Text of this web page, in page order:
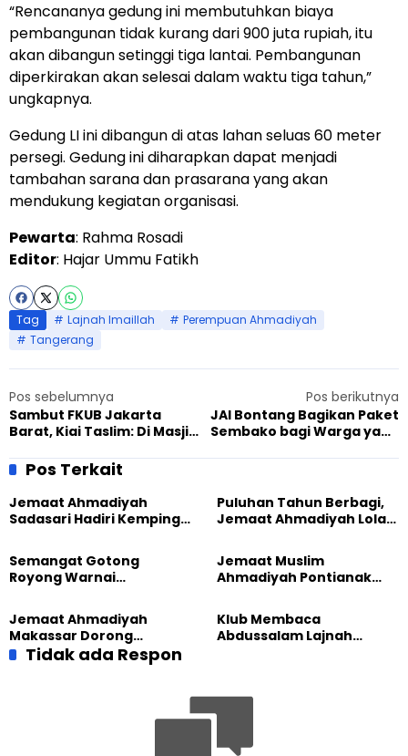
“Rencananya gedung ini membutuhkan biaya
pembangunan tidak kurang dari 900 juta rupiah, itu
akan dibangun setinggi tiga lantai. Pembangunan
diperkirakan akan selesai dalam waktu tiga tahun,”
ungkapnya.
Gedung LI ini dibangun di atas lahan seluas 60 meter
persegi. Gedung ini diharapkan dapat menjadi
tambahan sarana dan prasarana yang akan
mendukung kegiatan organisasi.
Pewarta: Rahma Rosadi
Editor: Hajar Ummu Fatikh
Tag Lajnah Imaillah
Perempuan Ahmadiyah
Tangerang
Pos sebelumnya
Sambut FKUB Jakarta
Barat, Kiai Taslim: Di Masjid
Piagam Watugong
Dirumuskan
Pos berikutnya
JAI Bontang Bagikan Paket
Sembako bagi Warga yang
Pos Terkait
Jemaat Ahmadiyah
Sadasari Hadiri Kemping
Majalengka
Puluhan Tahun Berbagi,
Jemaat Ahmadiyah Lolak
Sembako kepada Warga
Semangat Gotong
Royong Warnai
Masjid di Jemaat
Ahmadiyah Sukapura
Jemaat Muslim
Ahmadiyah Pontianak
Perkuat Kolaborasi Sosial
Jemaat Ahmadiyah
Makassar Dorong
Kesadaran Lingkungan
Lewat Edukasi Ekoteologi
Klub Membaca
Abdussalam Lajnah
Tidak ada Respon